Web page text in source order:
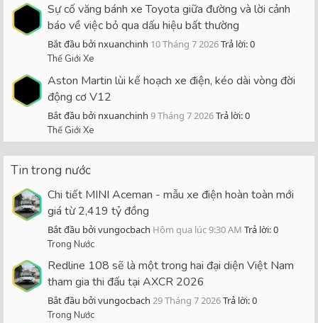
Sự cố văng bánh xe Toyota giữa đường và lời cảnh
báo về việc bỏ qua dấu hiệu bất thường
Bắt đầu bởi nxuanchinh 10 Tháng 7 2026Trả lời: 0
Thế Giới Xe
Aston Martin lùi kế hoạch xe điện, kéo dài vòng đời
động cơ V12
Bắt đầu bởi nxuanchinh 9 Tháng 7 2026Trả lời: 0
Thế Giới Xe
Tin trong nước
Chi tiết MINI Aceman - mẫu xe điện hoàn toàn mới
giá từ 2,419 tỷ đồng
Bắt đầu bởi vungocbach Hôm qua lúc 9:30 AM Trả lời: 0
Trong Nước
Redline 108 sẽ là một trong hai đại diện Việt Nam
tham gia thi đấu tại AXCR 2026
Bắt đầu bởi vungocbach 29 Tháng 7 2026Trả lời: 0
Trong Nước